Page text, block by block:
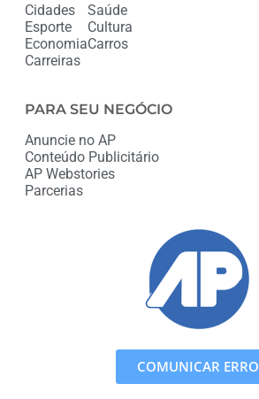
Cidades
Esporte
Economia
Carreiras
Saúde
Cultura
Carros
PARA SEU NEGÓCIO
Anuncie no AP
Conteúdo Publicitário
AP Webstories
Parcerias
COMUNICAR ERRO